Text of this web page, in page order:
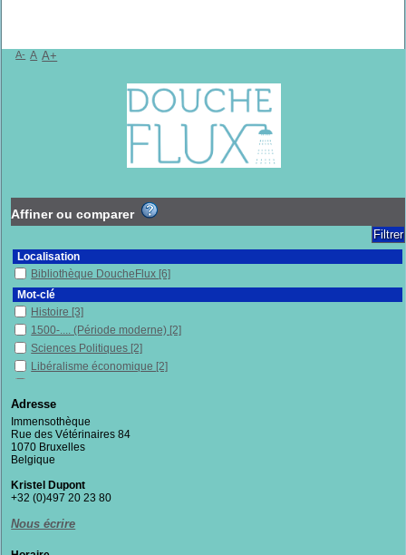
A- A A+
Affiner ou comparer
Localisation
Bibliothèque DoucheFlux [6]
Mot-clé
Histoire [3]
1500-.... (Période moderne) [2]
Sciences Politiques [2]
Libéralisme économique [2]
Femmes
France[1]
Harcèlement sexuel
Histoire naturelle
Insécurité [1]
Justice[1]
Lutte
Adresse
Immensothèque
Rue des Vétérinaires 84
1070 Bruxelles
Belgique
Kristel Dupont
+32 (0)497 20 23 80
Nous écrire